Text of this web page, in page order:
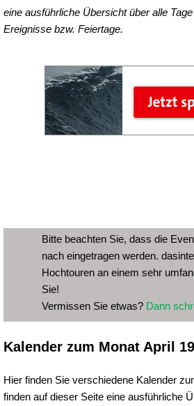
eine ausführliche Übersicht über alle
Ereignisse bzw. Feiertage.
Bitte beachten Sie, dass die
nach eingetragen werden.
Hochtouren an einem sehr
Sie!
Vermissen Sie etwas? Dann
Kalender zum Monat April
Hier finden Sie verschiedene Kalender
finden auf dieser Seite eine ausführliche